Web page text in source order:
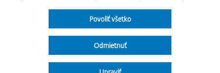
Povoliť všetko
Odmietnuť
Facebook
Instagram
Vyhlásenie o prístupnosti